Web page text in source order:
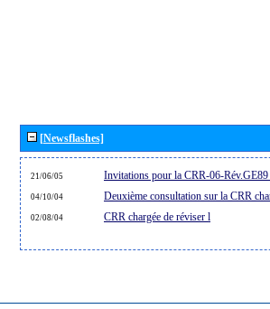
[Newsflashes]
21/06/05 Invitations pour la CRR-06-Rév.GE89
04/10/04 Deuxième consultation sur la CRR
02/08/04 CRR chargée de réviser l